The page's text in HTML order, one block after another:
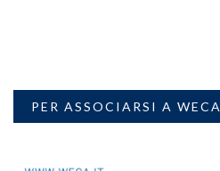
PER ASSOCIARSI A WECA